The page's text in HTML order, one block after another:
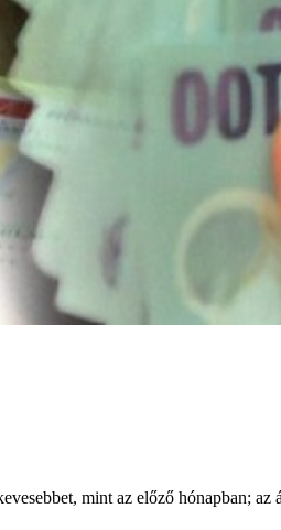
mint az előző hónapban;